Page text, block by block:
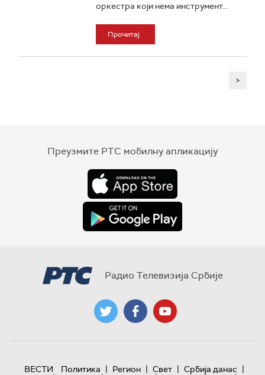
оркестра који нема инструмент...
Прочитај
>
Преузмите РТС мобилну апликацију
Радио Телевизија Србије
ВЕСТИ Политика | Регион | Свет | Србија данас |